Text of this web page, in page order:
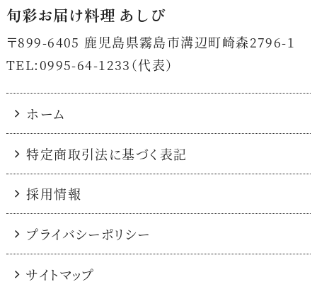
旬彩お届け料理 あしび
〒899-6405 鹿児島県霧島市溝辺町崎森2796-1
TEL:0995-64-1233（代表）
ホーム
特定商取引法に基づく表記
採用情報
プライバシーポリシー
サイトマップ